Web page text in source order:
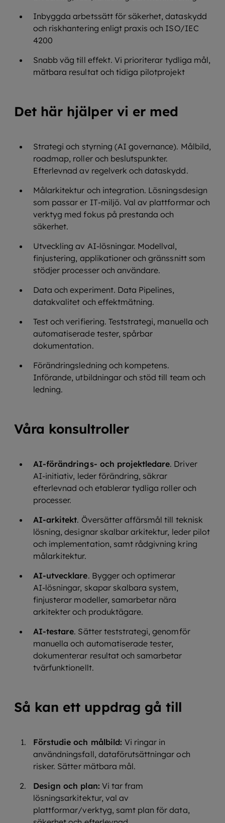
Inbyggda arbetssätt för säkerhet, dataskydd
och riskhantering enligt praxis och ISO/IEC
4200
Snabb väg till effekt. Vi prioriterar tydliga mål,
mätbara resultat och tidiga pilotprojekt
Det här hjälper vi er med
Strategi och styrning (AI governance). Målbild,
roadmap, roller och beslutspunkter.
Efterlevnad av regelverk och dataskydd.
Målarkitektur och integration. Lösningsdesign
som passar er IT‑miljö. Val av plattformar och
verktyg med fokus på prestanda och
säkerhet.
Utveckling av AI‑lösningar. Modellval,
finjustering, applikationer och gränssnitt som
stödjer processer och användare.
Data och experiment. Data Pipelines,
datakvalitet och effektmätning.
Test och verifiering. Teststrategi, manuella och
automatiserade tester, spårbar
dokumentation.
Förändringsledning och kompetens.
Införande, utbildningar och stöd till team och
ledning.
Våra konsultroller
AI‑förändrings- och projektledare. Driver
AI‑initiativ, leder förändring, säkrar
efterlevnad och etablerar tydliga roller och
processer.
AI‑arkitekt. Översätter affärsmål till teknisk
lösning, designar skalbar arkitektur, leder pilot
och implementation, samt rådgivning kring
målarkitektur.
AI‑utvecklare. Bygger och optimerar
AI‑lösningar, skapar skalbara system,
finjusterar modeller, samarbetar nära
arkitekter och produktägare.
AI‑testare. Sätter teststrategi, genomför
manuella och automatiserade tester,
dokumenterar resultat och samarbetar
tvärfunktionellt.
Så kan ett uppdrag gå till
Förstudie och målbild: Vi ringar in
användningsfall, dataförutsättningar och
risker. Sätter mätbara mål.
Design och plan: Vi tar fram
lösningsarkitektur, val av
plattformar/verktyg, samt plan för data,